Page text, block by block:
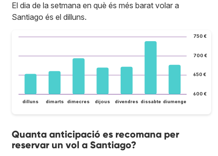
El dia de la setmana en què és més barat volar a
Santiago és el dilluns.
600 €
650 €
700 €
750 €
dilluns dimarts dimecres dijous divendres dissabte diumenge
Quanta anticipació es recomana per
reservar un vol a Santiago?